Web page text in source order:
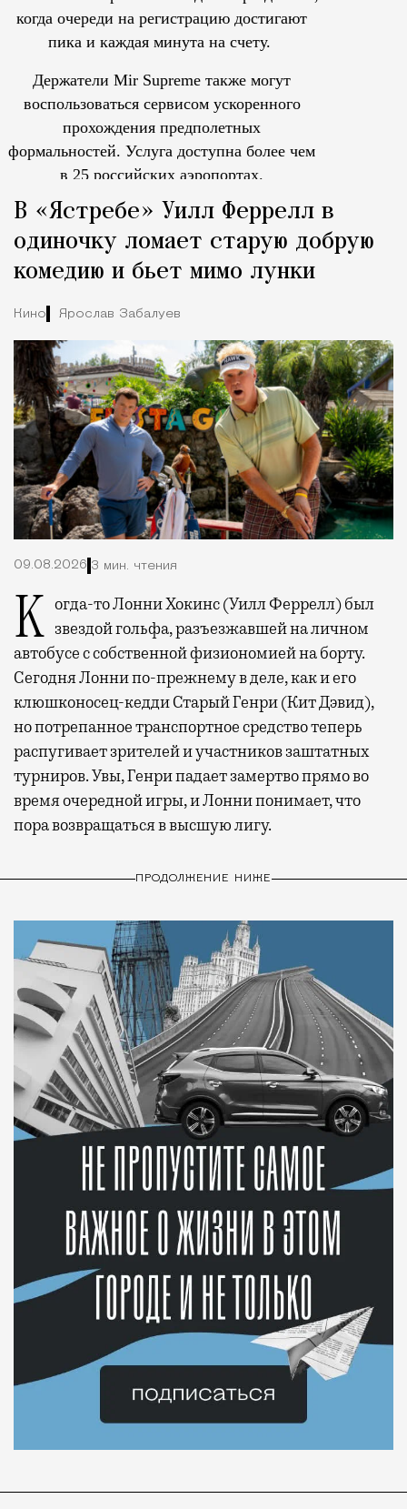
когда очереди на регистрацию достигают
пика и каждая минута на счету.
Держатели Mir Supreme также могут
воспользоваться сервисом ускоренного
прохождения предполетных
формальностей. Услуга доступна более чем
в 25 российских аэропортах.
В «Ястребе» Уилл Феррелл в
одиночку ломает старую добрую
комедию и бьет мимо лунки
Кино Ярослав Забалуев
09.08.2026 3 мин. чтения
Когда-то Лонни Хокинс (Уилл Феррелл) был звездой гольфа, разъезжавшей на личном
автобусе с собственной физиономией на борту.
Сегодня Лонни по-прежнему в деле, как и его
клюшконосец-кедди Старый Генри (Кит Дэвид),
но потрепанное транспортное средство теперь
распугивает зрителей и участников заштатных
турниров. Увы, Генри падает замертво прямо во
время очередной игры, и Лонни понимает, что
пора возвращаться в высшую лигу.
ПРОДОЛЖЕНИЕ НИЖЕ